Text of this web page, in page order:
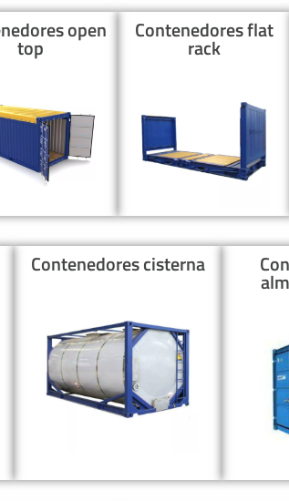
open
top
Contenedores flat
rack
Contenedores cisterna